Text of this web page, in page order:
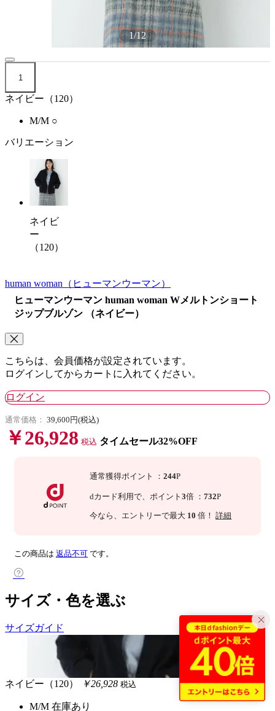
1/12
1
ネイビー（120）
M/M ○
バリエーション
ネイビ
ー
（120）
human woman （ヒューマンウーマン）
ヒューマンウーマン human woman Wメルトンショート
ジップブルゾン （ネイビー）
こちらは、会員価格が設定されています。
ログインしてからカートに入れてください。
ログイン
通常価格： 39,600円(税込)
￥26,928 税込 タイムセール32%OFF
通常獲得ポイント ：244P
dカード利用で、 ポイント3倍 ：732P
今なら 、エントリーで最大 10 倍！詳細
この商品は 返品不可 です。
サイズ・色を選ぶ
サイズガイド
ネイビー（120） ￥26,928 税込
M/M 在庫あり